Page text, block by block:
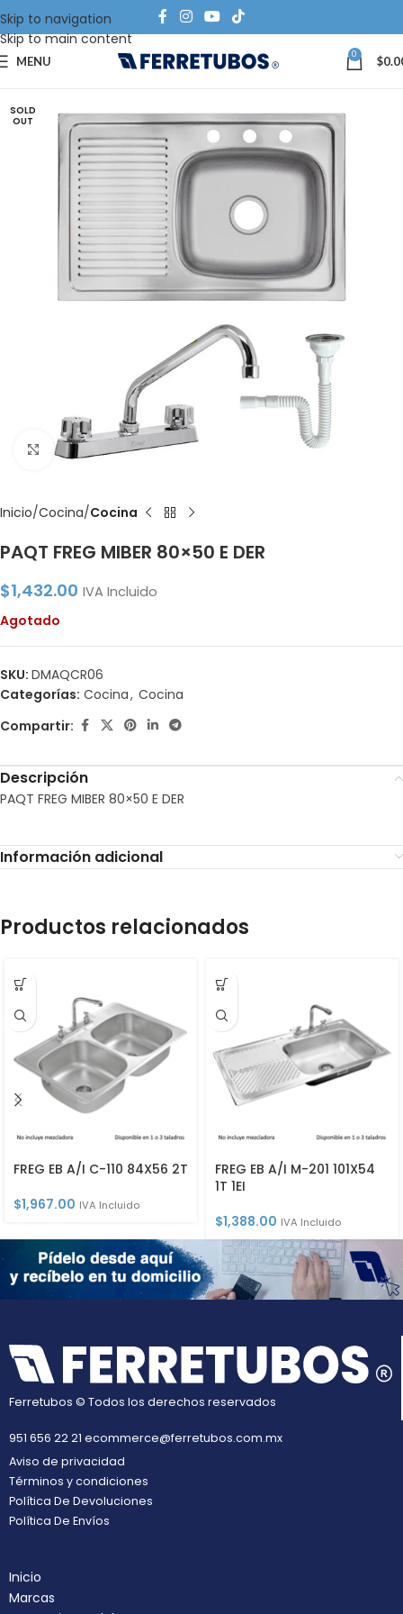
Skip to navigation
Skip to main content
MENU 0 $
SOLD
OUT
Click to enlarge
Inicio Cocina Cocina
PAQT FREG MIBER 80×50 E DER
$1,432.00 IVA Incluido
Agotado
SKU: DMAQCR06
Categorías: Cocina, Cocina
Compartir:
Descripción
PAQT FREG MIBER 80×50 E DER
Información adicional
Productos relacionados
FREG EB A/I C-110 84X56 2T
$1,967.00 IVA Incluido
FREG EB A/I M-201 101X54
1T 1EI
$1,388.00 IVA Incluido
Ferretubos © Todos los derechos reservados
951 656 22 21 ecommerce@ferretubos.com.mx
Aviso de privacidad
Términos y condiciones
Política De Devoluciones
Política De Envíos
Inicio
Marcas